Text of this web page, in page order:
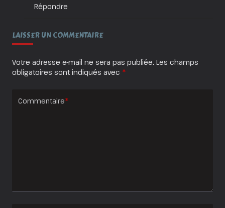
Répondre
LAISSER UN COMMENTAIRE
Votre adresse e-mail ne sera pas publiée. Les champs
obligatoires sont indiqués avec *
Commentaire*